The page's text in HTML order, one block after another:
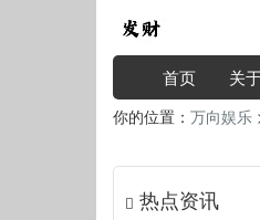
首页 关
你的位置： 万向娱乐
热点资讯